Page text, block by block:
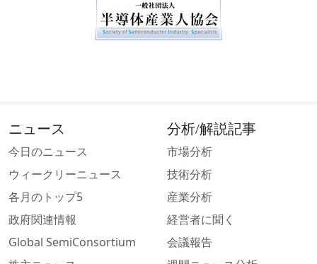
ニュース
今日のニュース
ウィークリーニュース
各月のトップ5
政府関連情報
Global SemiConsortium
分析/解説記事
市場分析
技術分析
産業分析
経営者に聞く
会議報告